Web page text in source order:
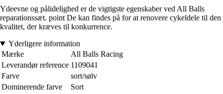
Ydeevne og pålidelighed er de vigtigste egenskaber ved All Balls
reparationssæt. point De kan findes på for at renovere cykeldele til den
kvalitet, der kræves til konkurrence.
Yderligere information
Mærke
All Balls Racing
Leverandør reference 1109041
Farve
sort/sølv
Dominerende farve
Sort